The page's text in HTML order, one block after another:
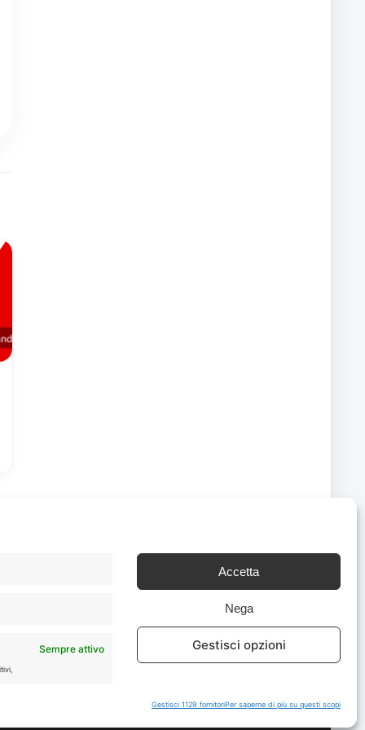
Sempre attivo
Gestisci 1129 fornitoriPer saperne di più su questi scopi
Accetta
Nega
Gestisci opzioni